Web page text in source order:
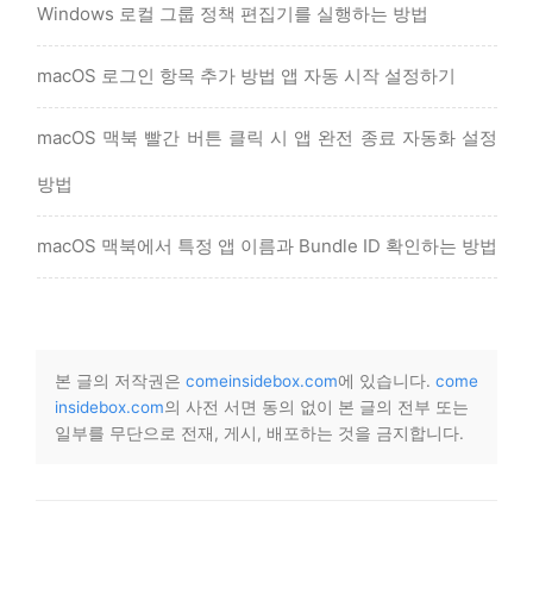
Windows 로컬 그룹 정책 편집기를 실행하는 방법
macOS 로그인 항목 추가 방법 앱 자동 시작 설정하기
macOS 맥북 빨간 버튼 클릭 시 앱 완전 종료 자동화 설정
방법
macOS 맥북에서 특정 앱 이름과 Bundle ID 확인하는 방법
본 글의 저작권은 comeinsidebox.com에 있습니다. come
insidebox.com의 사전 서면 동의 없이 본 글의 전부 또는
일부를 무단으로 전재, 게시, 배포하는 것을 금지합니다.